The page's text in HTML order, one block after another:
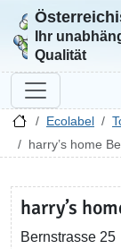
Zur Startseite
Ihr
Qualität
Ecolabel
harry’s home
harry’s
Bernstrasse 25